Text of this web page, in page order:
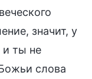
значит, у
и ты не
слова